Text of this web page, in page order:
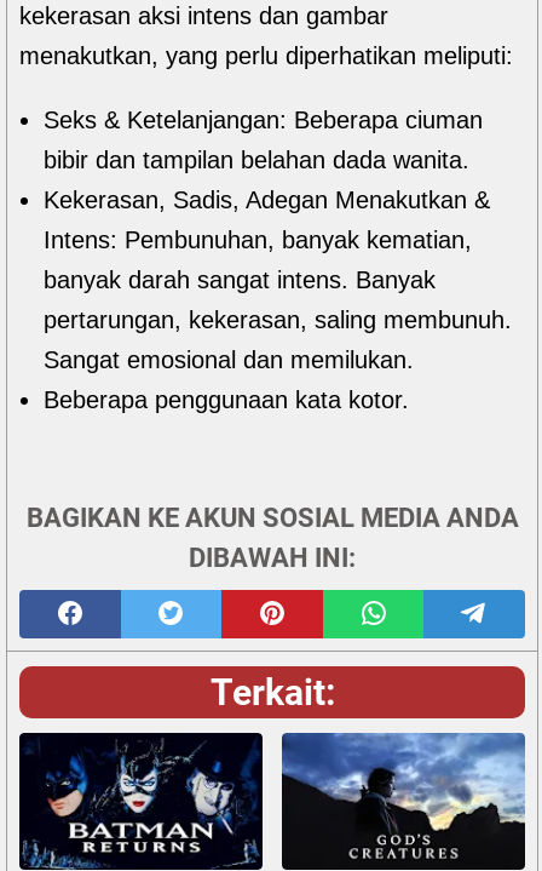
kekerasan aksi intens dan gambar
menakutkan, yang perlu diperhatikan meliputi:
Seks & Ketelanjangan: Beberapa ciuman
bibir dan tampilan belahan dada wanita.
Kekerasan, Sadis, Adegan Menakutkan &
Intens: Pembunuhan, banyak kematian,
banyak darah sangat intens. Banyak
pertarungan, kekerasan, saling membunuh.
Sangat emosional dan memilukan.
Beberapa penggunaan kata kotor.
BAGIKAN KE AKUN SOSIAL MEDIA ANDA
DIBAWAH INI:
Terkait: